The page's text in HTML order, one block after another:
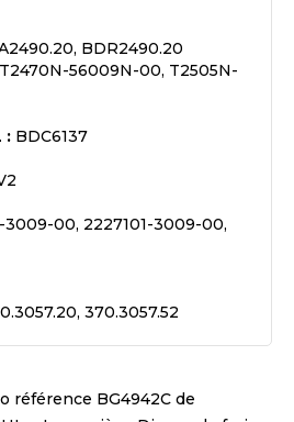
BDR2490.20
56009N-00, T2505N-
: BDC6137
3009-00, 2227101-3009-00,
370.3057.52
référence BG4942C de